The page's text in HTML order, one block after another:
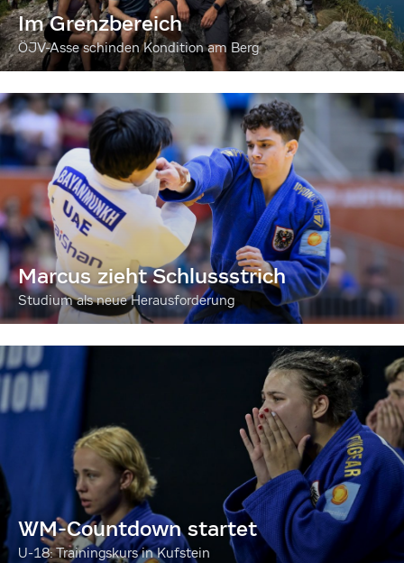
Im Grenzbereich
ÖJV-Asse schinden Kondition am Berg
Marcus zieht Schlussstrich
Studium als neue Herausforderung
WM-Countdown startet
U-18: Trainingskurs in Kufstein